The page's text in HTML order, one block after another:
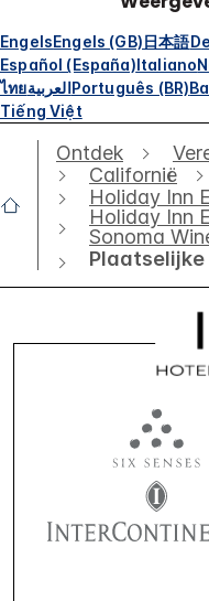
EngelsEngels (GB)日本語
Español (España)Italiano
ไทยالعربيةPortuguês (BR)
Tiếng Việt
Ontdek
Californië
Holiday Inn
Holiday Inn
Sonoma
Plaatselijke